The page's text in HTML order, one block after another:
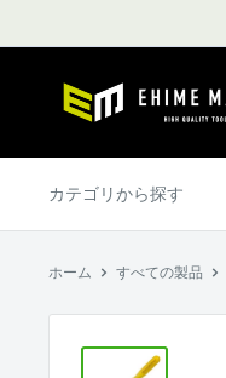
ン
キ
エ
ヒ
本
カテゴリから探す
ホーム すべての製品